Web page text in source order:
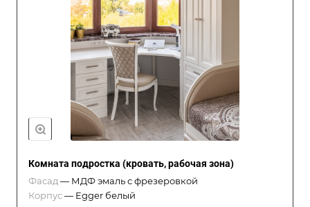
Комната подростка (кровать, рабочая зона)
Фасад — МДФ эмаль с фрезеровкой
Корпус— Egger белый